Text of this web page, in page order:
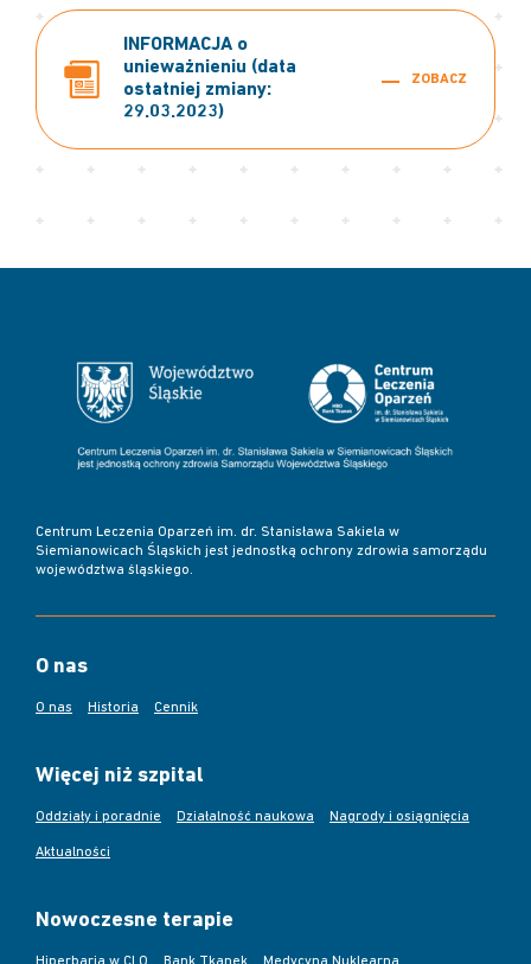
INFORMACJA o
unieważnieniu (data
ostatniej zmiany:
29.03.2023)
ZOBACZ
Centrum Leczenia Oparzeń im. dr. Stanisława Sakiela w
Siemianowicach Śląskich jest jednostką ochrony zdrowia samorządu
województwa śląskiego.
O nas
O nas Historia Cennik
Więcej niż szpital
Oddziały i poradnie Działalność naukowa Nagrody i osiągnięcia
Aktualności
Nowoczesne terapie